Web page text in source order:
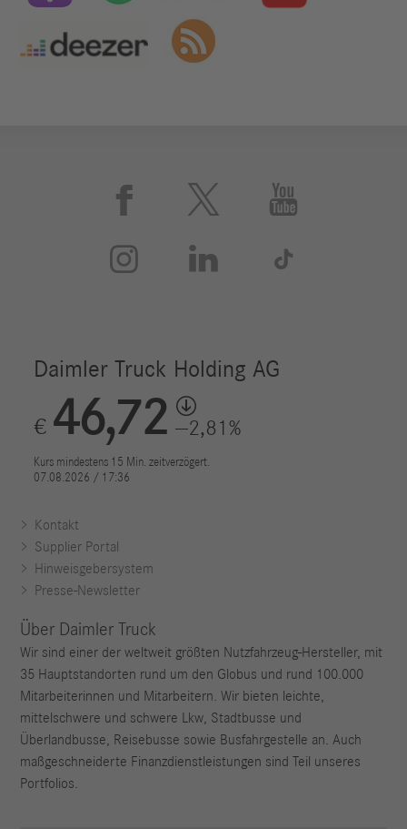
 


 
Kontakt
Supplier Portal
Hinweisgebersystem
Presse-Newsletter
Über Daimler Truck
Wir sind einer der weltweit größten Nutzfahrzeug-Hersteller, mit
35 Hauptstandorten rund um den Globus und rund 100.000
Mitarbeiterinnen und Mitarbeitern. Wir bieten leichte,
mittelschwere und schwere Lkw, Stadtbusse und
Überlandbusse, Reisebusse sowie Busfahrgestelle an. Auch
maßgeschneiderte Finanzdienstleistungen sind Teil unseres
Portfolios.